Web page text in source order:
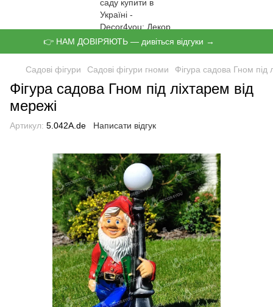
👉 НАМ ДОВІРЯЮТЬ — дивіться відгуки →
Садові фігури Садові фігури гноми Фігура садова Гном під
Фігура садова Гном під ліхтарем від
мережі
Артикул: 5.042А.de Написати відгук